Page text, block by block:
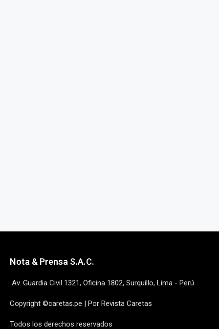
Nota & Prensa S.A.C.
Av. Guardia Civil 1321, Oficina 1802, Surquillo, Lima - Perú
Copyright ©caretas.pe | Por Revista Caretas
Todos los derechos reservados